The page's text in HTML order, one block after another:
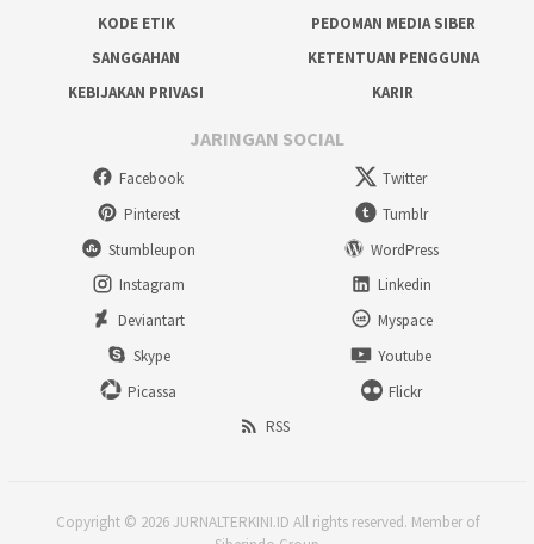
KODE ETIK
PEDOMAN MEDIA SIBER
SANGGAHAN
KETENTUAN PENGGUNA
KEBIJAKAN PRIVASI
KARIR
JARINGAN SOCIAL
Facebook
Twitter
Pinterest
Tumblr
Stumbleupon
WordPress
Instagram
Linkedin
Deviantart
Myspace
Skype
Youtube
Picassa
Flickr
RSS
Copyright © 2026 JURNALTERKINI.ID All rights reserved. Member of